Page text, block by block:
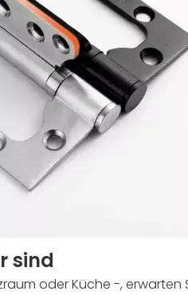
sind
oder Küche -,